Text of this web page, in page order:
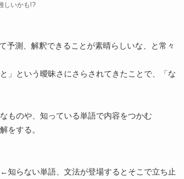
しいかも!?
予測、解釈できることが素晴らしいな、と常々
」という曖昧さにさらされてきたことで、「な
ものや、知っている単語で内容をつかむ
をする。
知らない単語、文法が登場するとそこで立ち止